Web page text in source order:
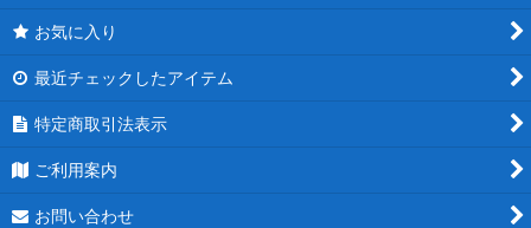
お気に入り
最近チェックしたアイテム
特定商取引法表示
ご利用案内
お問い合わせ